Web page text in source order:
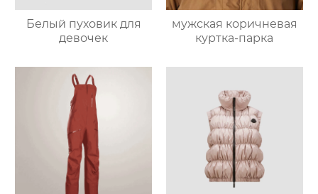
Белый пуховик для
девочек
мужская коричневая
куртка-парка